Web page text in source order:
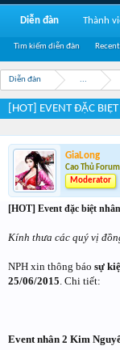
Diễn đàn ...
[HOT] EVENT ĐẶC
GiaLong
Cao Thủ Forum
Moderator
[HOT] Event đặc biệt
Kính thưa các quý vị
NPH xin thông báo sự
25/06/2015. Chi tiết:
Event nhân 2 Kim
Diễn đàn
Tìm kiếm diễn đàn
Thành